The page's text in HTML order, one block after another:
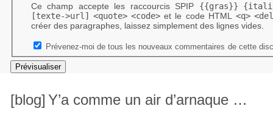
Ce champ accepte les raccourcis SPIP {{gras}}
[texte->url]
<quote> <code>et le code HTML <q>
créer des paragraphes, laissez simplement des lignes vides.
Prévenez-moi de tous les nouveaux commentaires de cette
[blog] Y’a comme un air d’arnaque …